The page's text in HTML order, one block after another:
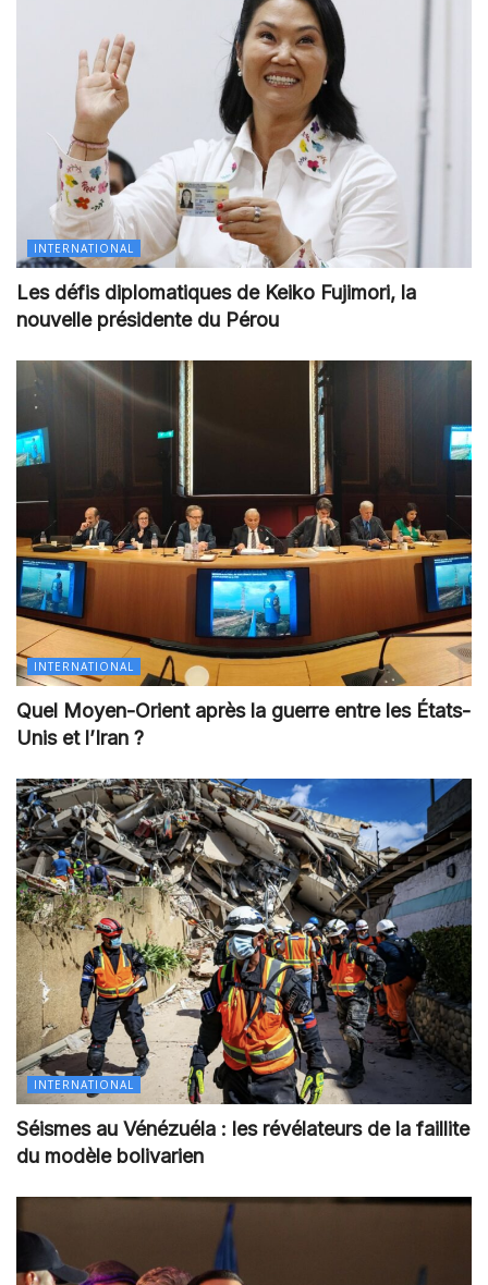
INTERNATIONAL
Les défis diplomatiques de Keiko Fujimori, la
nouvelle présidente du Pérou
INTERNATIONAL
Quel Moyen-Orient après la guerre entre les États-
Unis et l’Iran ?
INTERNATIONAL
Séismes au Vénézuéla : les révélateurs de la faillite
du modèle bolivarien